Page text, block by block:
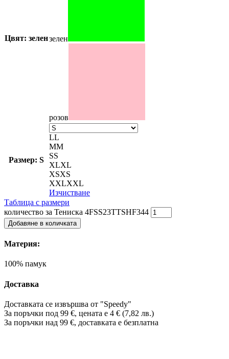
Цвят: зелензелен
розов
Размер: S
LL
MM
SS
XLXL
XSXS
XXLXXL
Изчистване
Таблица с размери
количество за Тениска 4FSS23TTSHF344
Добавяне в количката
Материя:
100% памук
Доставка
Доставката се извършва от "Speedy"
За поръчки под 99 €, цената е 4 € (7,82 лв.)
За поръчки над 99 €, доставката е безплатна